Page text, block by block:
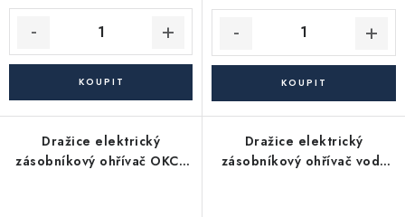
Dražice elektrický
zásobníkový ohřívač OKCE
Dražice elektrický
zásobníkový ohřívač vody